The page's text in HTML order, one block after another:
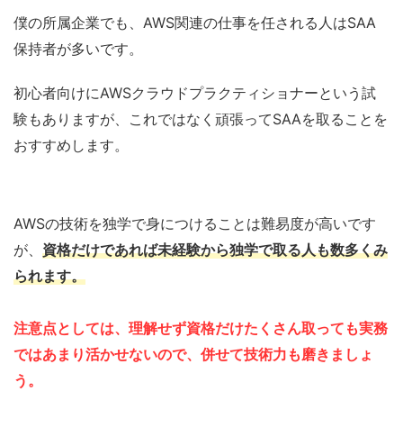
僕の所属企業でも、AWS関連の仕事を任される人はSAA
保持者が多いです。
初心者向けにAWSクラウドプラクティショナーという試
験もありますが、これではなく頑張ってSAAを取ることを
おすすめします。
AWSの技術を独学で身につけることは難易度が高いです
が、 資格だけであれば未経験から独学で取る人も数多くみ
られます。
注意点としては、理解せず資格だけたくさん取っても実務
ではあまり活かせないので、併せて技術力も磨きましょ
う。